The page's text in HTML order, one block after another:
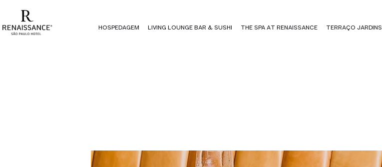
HOSPEDAGEM LIVING LOUNGE BAR & SUSHI THE SPA AT RENAISSANCE TERRAÇO JARDINS